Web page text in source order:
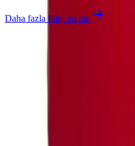
Daha fazla bilgi edinin
Yazarlar